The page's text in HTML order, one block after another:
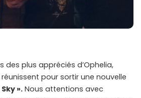
des plus appréciés d’Ophelia,
réunissent pour sortir une nouvelle
». Nous attentions avec